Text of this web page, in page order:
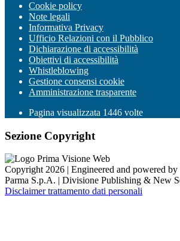
Cookie policy
Note legali
Informativa Privacy
Ufficio Relazioni con il Pubblico
Dichiarazione di accessibilità
Obiettivi di accessibilità
Whistleblowing
Gestione consensi cookie
Amministrazione trasparente
Pagina visualizzata 1446 volte
Sezione Copyright
Copyright 2026 | Engineered and powered
Parma S.p.A. | Divisione Publishing & New
Disclaimer trattamento dati personali